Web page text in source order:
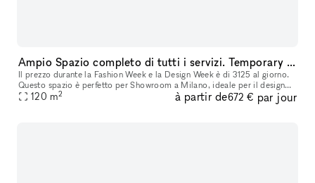
Ampio Spazio completo di tutti i servizi. Temporary showroom / Yoga / Exibition / Shooting fotografici. Disponibile per Fuori Salone - Fashion week
Il prezzo durante la Fashion Week e la Design Week è di 3125 al giorno.
Questo spazio è perfetto per Showroom a Milano, ideale per il design
della moda, le installazioni d'arte e molto altro. Situato
120 m2 à partir de672 € par jour